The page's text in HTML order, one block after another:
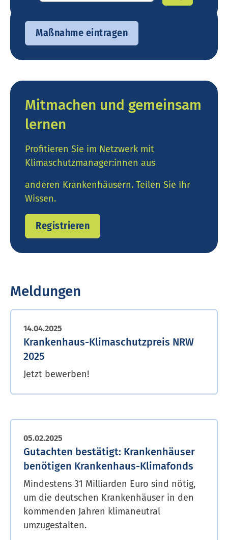
Suchen
Maßnahme eintragen
Mitmachen und gemeinsam
lernen
Profitieren Sie im Netzwerk mit
Klimaschutzmanager:innen aus
anderen Krankenhäusern. Teilen Sie Ihr
Wissen.
Registrieren
Meldungen
14.04.2025
Krank­en­haus-Klimaschutzpreis NRW
2025
Jetzt bewerben!
05.02.2025
Gutachten bestätigt: Krankenhäuser
benötigen Krank­en­haus-Klimafonds
Mindestens 31 Milliarden Euro sind nötig,
um die deutschen Krankenhäuser in den
kommenden Jahren klimaneutral
umzugestalten.